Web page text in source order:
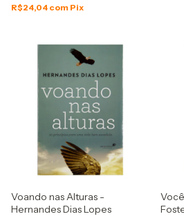
R$24,04 com Pix
Voando nas Alturas -
Hernandes Dias Lopes